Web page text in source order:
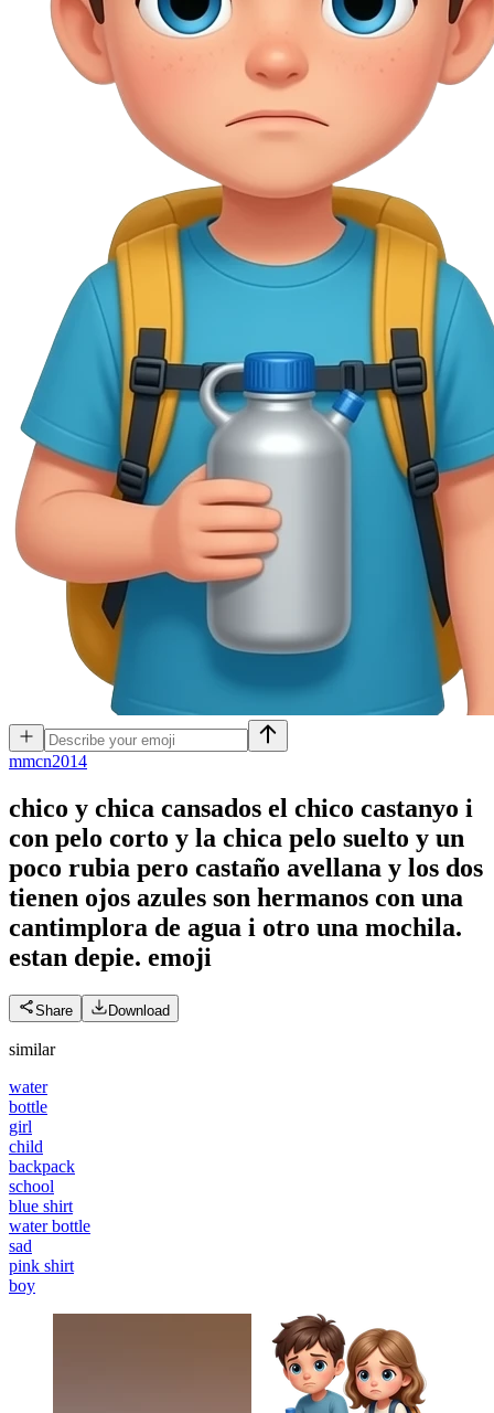
mmcn2014
chico y chica cansados el chico castanyo i
con pelo corto y la chica pelo suelto y un
poco rubia pero castaño avellana y los dos
tienen ojos azules son hermanos con una
cantimplora de agua i otro una mochila.
estan depie. emoji
Share Download
similar
water
bottle
girl
child
backpack
school
blue shirt
water bottle
sad
pink shirt
boy